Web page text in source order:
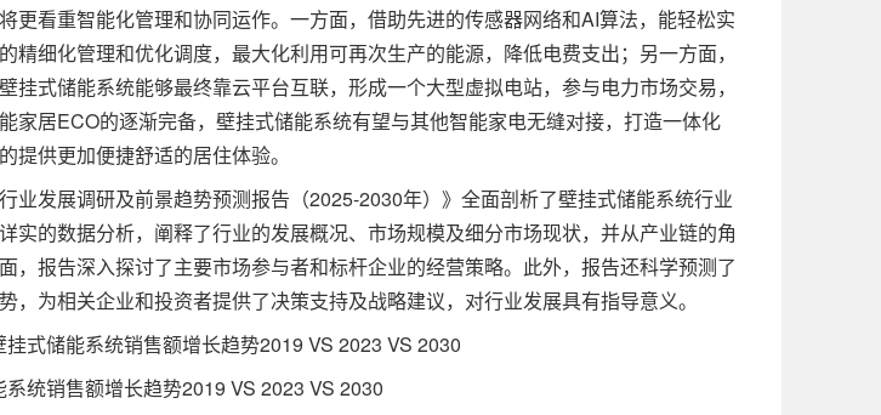
看重智能化管理和协同运作。一方面，借助先进的传感器网络和AI算法，能轻松实
精细化管理和优化调度，最大化利用可再次生产的能源，降低电费支出；另一方面，
挂式储能系统能够最终靠云平台互联，形成一个大型虚拟电站，参与电力市场交易，
家居ECO的逐渐完备，壁挂式储能系统有望与其他智能家电无缝对接，打造一体化
提供更加便捷舒适的居住体验。
发展调研及前景趋势预测报告（2025-2030年）》全面剖析了壁挂式储能系统行业
实的数据分析，阐释了行业的发展概况、市场规模及细分市场现状，并从产业链的角
，报告深入探讨了主要市场参与者和标杆企业的经营策略。此外，报告还科学预测了
，为相关企业和投资者提供了决策支持及战略建议，对行业发展具有指导意义。
储能系统销售额增长趋势2019 VS 2023 VS 2030
统销售额增长趋势2019 VS 2023 VS 2030